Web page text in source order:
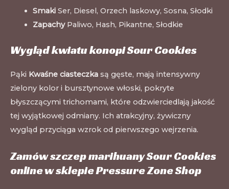
SmakiSer, Diesel, Orzech laskowy, Sosna, Słodki
ZapachyPaliwo, Hash, Pikantne, Słodkie
Wygląd kwiatu konopi Sour Cookies
Pąki Kwaśne ciasteczka są gęste, mają intensywny
zielony kolor i bursztynowe włoski, pokryte
błyszczącymi trichomami, które odzwierciedlają jakość
tej wyjątkowej odmiany. Ich atrakcyjny, żywiczny
wygląd przyciąga wzrok od pierwszego wejrzenia.
Zamów szczep marihuany Sour Cookies
online w sklepie Pressure Zone Shop